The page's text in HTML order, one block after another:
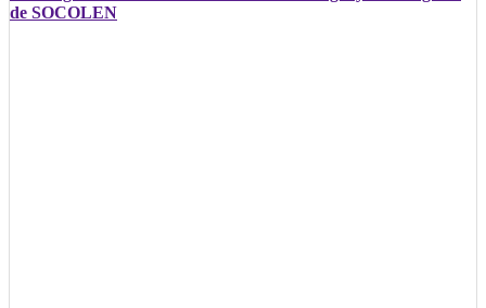
de SOCOLEN